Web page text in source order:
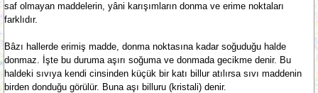
saf olmayan maddelerin, yâni karışımların donma ve erime noktaları
farklıdır.
Bâzı hallerde erimiş madde, donma noktasına kadar soğuduğu halde
donmaz. İşte bu duruma aşırı soğuma ve donmada gecikme denir. Bu
haldeki sıvıya kendi cinsinden küçük bir katı billur atılırsa sıvı maddenin
birden donduğu görülür. Buna aşı billuru (kristali) denir.